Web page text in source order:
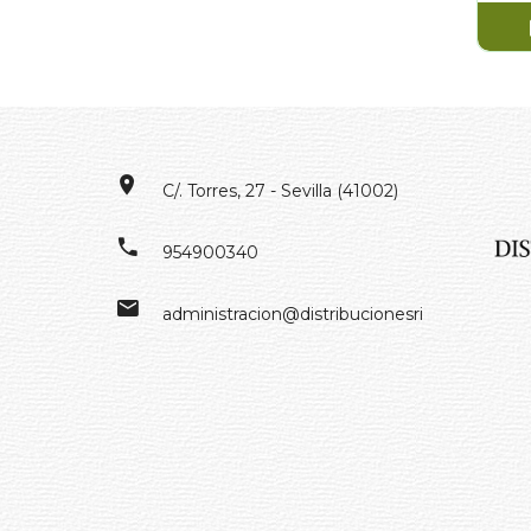
C/. Torres, 27 - Sevilla (41002)
954900340
administracion@distribucionesrivero.es